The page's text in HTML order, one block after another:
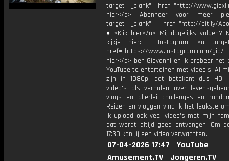
target="_blank" href="http://
hier</a> Abonneer voor meer
target="_blank" href="http://bit.ly/
♦">Klik hier</a> Mij dagelijks volgen?
kijkje hier: - Instagram: <a
href="https://www.instagram.com/
hier</a> ben Giovanni en ik probeer het
YouTube te entertainen met video's! Al
zijn in 1080p, dat betekent dus HD!
video's als verhalen over
vlogs en allerlei challenges en
Reizen en vloggen vind ik het leukste
Ik upload ook veel video's met mijn
dat wordt altijd goed ontvangen. Om
17:30 kan jij een video verwachten.
07-04-2026 17:47
YouTube
Amusement.TV
Jongeren.TV